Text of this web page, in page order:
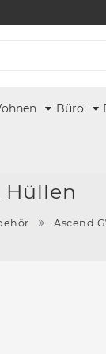
Büro
Hüllen
Ascend